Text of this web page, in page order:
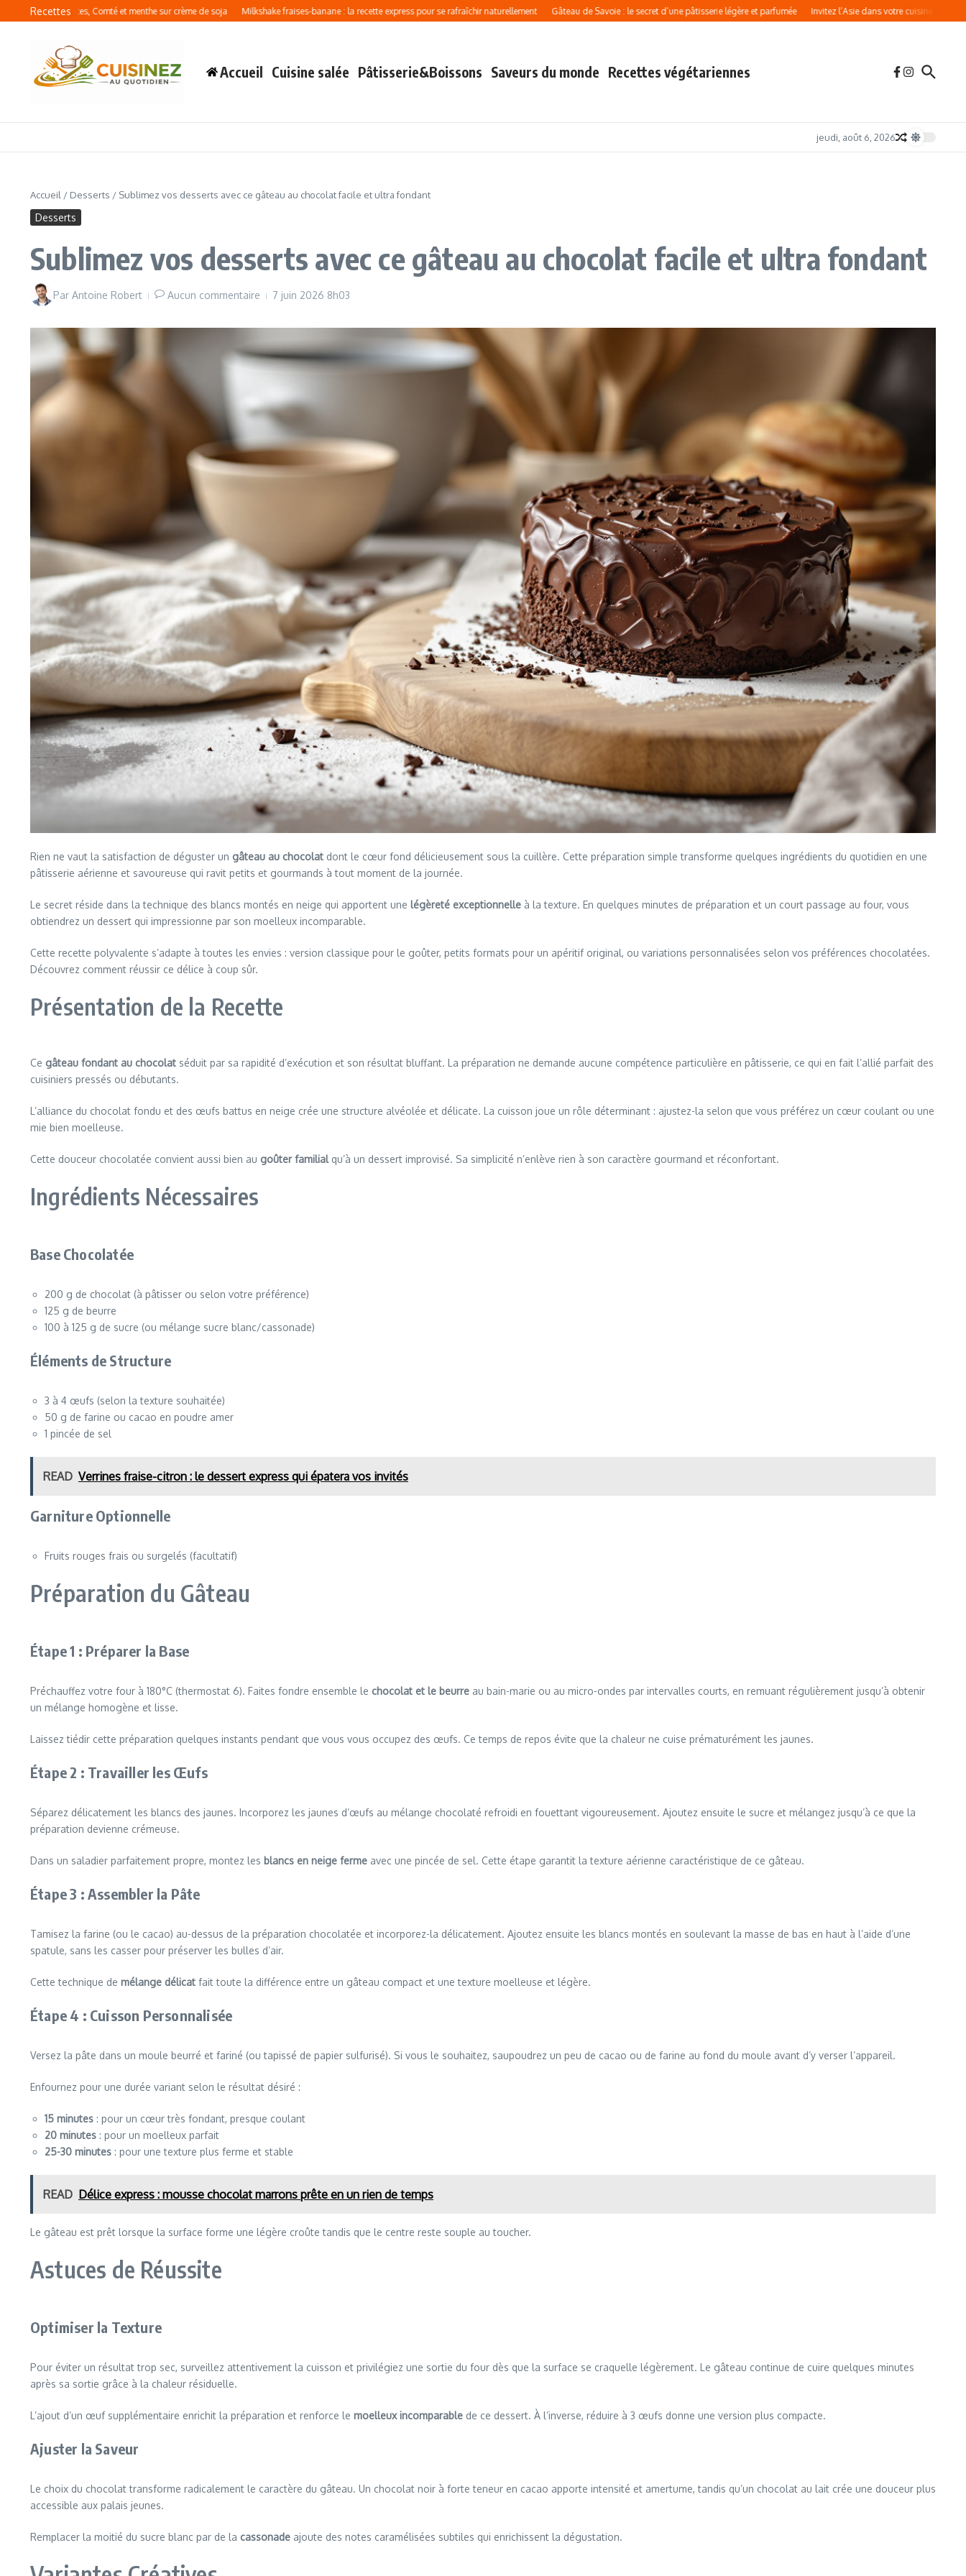
Aller au contenu
Recettes
: courgettes, Comté et menthe sur crème de soja Milkshake fraises-banane : la recette express pour se rafraîchir naturellement Gâteau de Savoie : le secret d’une pâtisserie légère et parfumée Invitez l’Asie dans votre cuisine avec ces
Accueil Cuisine salée Pâtisserie&Boissons Saveurs du monde Recettes végétariennes
jeudi, août 6, 2026
Accueil / Desserts / Sublimez vos desserts avec ce gâteau au chocolat facile et ultra fondant
Desserts
Sublimez vos desserts avec ce gâteau au chocolat facile et ultra fondant
Par Antoine Robert Aucun commentaire 7 juin 2026 8h03
Rien ne vaut la satisfaction de déguster un gâteau au chocolat dont le cœur fond délicieusement sous la cuillère. Cette préparation simple transforme quelques ingrédients du quotidien en une
pâtisserie aérienne et savoureuse qui ravit petits et gourmands à tout moment de la journée.
Le secret réside dans la technique des blancs montés en neige qui apportent une légèreté exceptionnelle à la texture. En quelques minutes de préparation et un court passage au four, vous
obtiendrez un dessert qui impressionne par son moelleux incomparable.
Cette recette polyvalente s’adapte à toutes les envies : version classique pour le goûter, petits formats pour un apéritif original, ou variations personnalisées selon vos préférences chocolatées.
Découvrez comment réussir ce délice à coup sûr.
Présentation de la Recette
Ce gâteau fondant au chocolat séduit par sa rapidité d’exécution et son résultat bluffant. La préparation ne demande aucune compétence particulière en pâtisserie, ce qui en fait l’allié parfait des
cuisiniers pressés ou débutants.
L’alliance du chocolat fondu et des œufs battus en neige crée une structure alvéolée et délicate. La cuisson joue un rôle déterminant : ajustez-la selon que vous préférez un cœur coulant ou une
mie bien moelleuse.
Cette douceur chocolatée convient aussi bien au goûter familialqu’à un dessert improvisé. Sa simplicité n’enlève rien à son caractère gourmand et réconfortant.
Ingrédients Nécessaires
Base Chocolatée
200 g de chocolat (à pâtisser ou selon votre préférence)
125 g de beurre
100 à 125 g de sucre (ou mélange sucre blanc/cassonade)
Éléments de Structure
3 à 4 œufs (selon la texture souhaitée)
50 g de farine ou cacao en poudre amer
1 pincée de sel
READ Verrines fraise-citron : le dessert express qui épatera vos invités
Garniture Optionnelle
Fruits rouges frais ou surgelés (facultatif)
Préparation du Gâteau
Étape 1 : Préparer la Base
Préchauffez votre four à 180°C (thermostat 6). Faites fondre ensemble le chocolat et le beurre au bain-marie ou au micro-ondes par intervalles courts, en remuant régulièrement jusqu’à obtenir
un mélange homogène et lisse.
Laissez tiédir cette préparation quelques instants pendant que vous vous occupez des œufs. Ce temps de repos évite que la chaleur ne cuise prématurément les jaunes.
Étape 2 : Travailler les Œufs
Séparez délicatement les blancs des jaunes. Incorporez les jaunes d’œufs au mélange chocolaté refroidi en fouettant vigoureusement. Ajoutez ensuite le sucre et mélangez jusqu’à ce que la
préparation devienne crémeuse.
Dans un saladier parfaitement propre, montez les blancs en neige ferme avec une pincée de sel. Cette étape garantit la texture aérienne caractéristique de ce gâteau.
Étape 3 : Assembler la Pâte
Tamisez la farine (ou le cacao) au-dessus de la préparation chocolatée et incorporez-la délicatement. Ajoutez ensuite les blancs montés en soulevant la masse de bas en haut à l’aide d’une
spatule, sans les casser pour préserver les bulles d’air.
Cette technique de mélange délicat fait toute la différence entre un gâteau compact et une texture moelleuse et légère.
Étape 4 : Cuisson Personnalisée
Versez la pâte dans un moule beurré et fariné (ou tapissé de papier sulfurisé). Si vous le souhaitez, saupoudrez un peu de cacao ou de farine au fond du moule avant d’y verser l’appareil.
Enfournez pour une durée variant selon le résultat désiré :
15 minutes : pour un cœur très fondant, presque coulant
20 minutes : pour un moelleux parfait
25-30 minutes : pour une texture plus ferme et stable
READ Délice express : mousse chocolat marrons prête en un rien de temps
Le gâteau est prêt lorsque la surface forme une légère croûte tandis que le centre reste souple au toucher.
Astuces de Réussite
Optimiser la Texture
Pour éviter un résultat trop sec, surveillez attentivement la cuisson et privilégiez une sortie du four dès que la surface se craquelle légèrement. Le gâteau continue de cuire quelques minutes
après sa sortie grâce à la chaleur résiduelle.
L’ajout d’un œuf supplémentaire enrichit la préparation et renforce le moelleux incomparable de ce dessert. À l’inverse, réduire à 3 œufs donne une version plus compacte.
Ajuster la Saveur
Le choix du chocolat transforme radicalement le caractère du gâteau. Un chocolat noir à forte teneur en cacao apporte intensité et amertume, tandis qu’un chocolat au lait crée une douceur plus
accessible aux palais jeunes.
Remplacer la moitié du sucre blanc par de la cassonade ajoute des notes caramélisées subtiles qui enrichissent la dégustation.